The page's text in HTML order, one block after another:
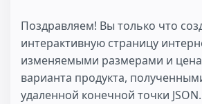
Поздравляем! Вы только что
интерактивную страницу
изменяемыми размерами и
варианта продукта,
удаленной конечной точки JSON.